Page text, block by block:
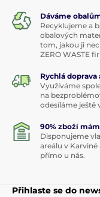
Dáváme
Recyklujeme a
obalových
tom, jakou ji
ZERO WASTE
Rychlá doprava
Využíváme
na
odesíláme ještě
90% zboží
Disponujeme
areálu v
přímo u nás.
Přihlaste se do